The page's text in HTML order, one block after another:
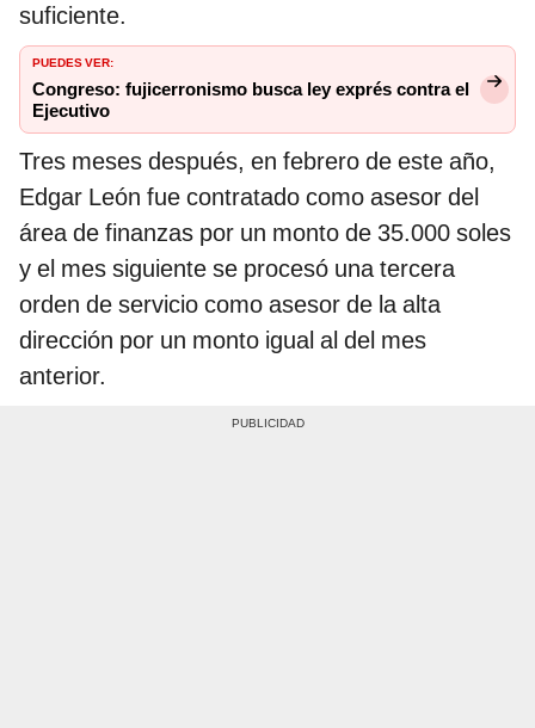
suficiente.
PUEDES VER:
Congreso: fujicerronismo busca ley exprés contra el
Ejecutivo
Tres meses después, en febrero de este año,
Edgar León fue contratado como asesor del
área de finanzas por un monto de 35.000 soles
y el mes siguiente se procesó una tercera
orden de servicio como asesor de la alta
dirección por un monto igual al del mes
anterior.